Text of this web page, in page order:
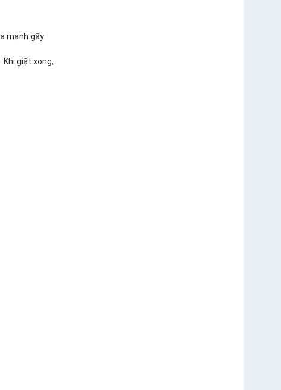
mạnh gây
giặt xong,